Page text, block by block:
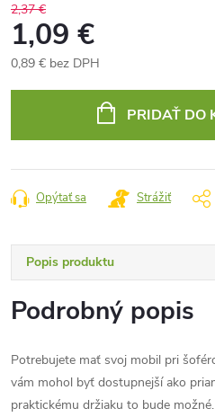
2,37 €
1,09 €
0,89 € bez DPH
PRIDAŤ DO
Opýtať sa Strážiť
Popis produktu
Podrobný popis
Potrebujete mať svoj mobil pri
vám mohol byť dostupnejší ako
praktickému držiaku to bude